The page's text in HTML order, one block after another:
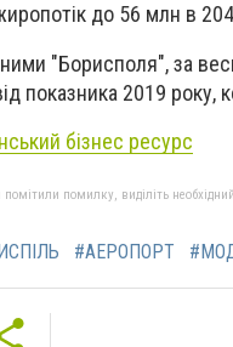
до 56 млн в
"Борисполя", за
показника 2019 року,
бізнес ресурс
помилку, виділіть
#АЕРОПОРТ